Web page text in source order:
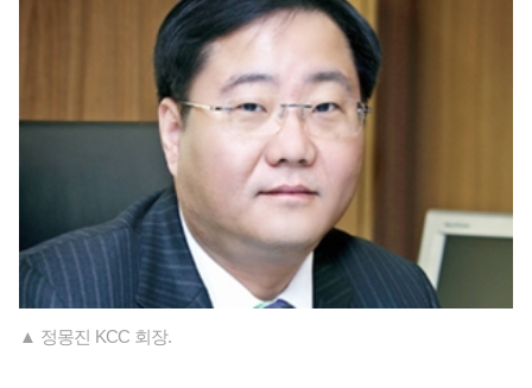
▲ 정몽진 KCC 회장.